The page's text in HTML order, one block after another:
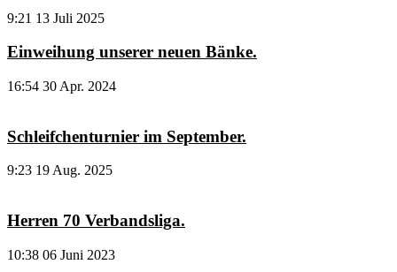
9:21 13 Juli 2025
Einweihung unserer neuen Bänke.
16:54 30 Apr. 2024
Schleifchenturnier im September.
9:23 19 Aug. 2025
Herren 70 Verbandsliga.
10:38 06 Juni 2023